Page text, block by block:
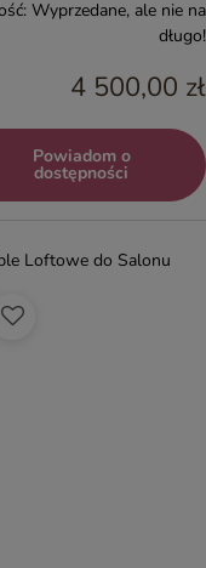
Wyprzedane, ale nie na
długo!
4 500,00 zł
Powiadom o
dostępności
Loftowe do Salonu